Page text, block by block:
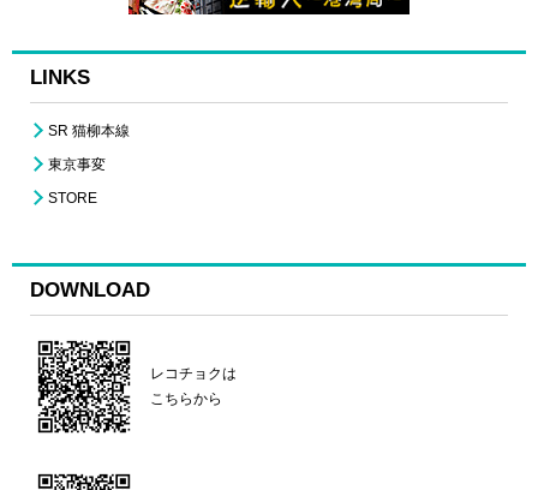
LINKS
SR 猫柳本線
東京事変
STORE
DOWNLOAD
レコチョクは
こちらから